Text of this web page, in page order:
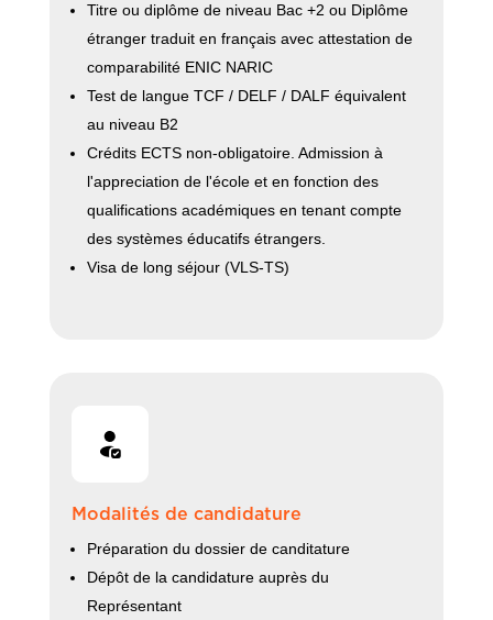
Titre ou diplôme de niveau Bac +2 ou Diplôme
étranger traduit en français avec attestation de
comparabilité ENIC NARIC
Test de langue TCF / DELF / DALF équivalent
au niveau B2
Crédits ECTS non-obligatoire. Admission à
l'appreciation de l'école et en fonction des
qualifications académiques en tenant compte
des systèmes éducatifs étrangers.
Visa de long séjour (VLS-TS)
Modalités de candidature
Préparation du dossier de canditature
Dépôt de la candidature auprès du
Représentant